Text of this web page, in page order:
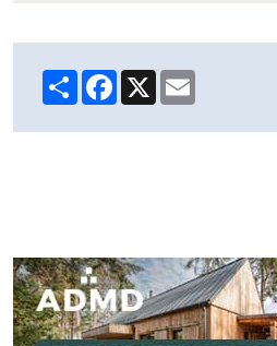
ShareFacebook
X